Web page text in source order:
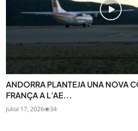
ANDORRA PLANTEJA UNA NOVA
FRANÇA A L’AE...
Juliol 17, 2026 34